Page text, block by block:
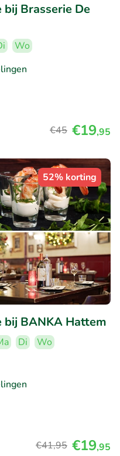
Brasserie De
Wo
€45 €19,95
52% korting
BANKA Hattem
Di
Wo
€41,95 €19,95